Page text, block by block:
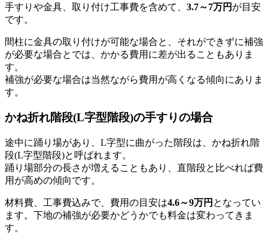
手すりや金具、取り付け工事費を含めて、 3.7～7万円 が目安
です。
間柱に金具の取り付けが可能な場合と、それができずに補強
が必要な場合とでは、かかる費用に差が出ることもありま
す。
補強が必要な場合は当然ながら費用が高くなる傾向にありま
す。
かね折れ階段(L字型階段)の手すりの場合
途中に踊り場があり、L字型に曲がった階段は、かね折れ階
段(L字型階段)と呼ばれます。
踊り場部分の長さが増えることもあり、直階段と比べれば費
用が高めの傾向です。
材料費、工事費込みで、費用の目安は4.6～9万円 となってい
ます。下地の補強が必要かどうかでも料金は変わってきま
す。